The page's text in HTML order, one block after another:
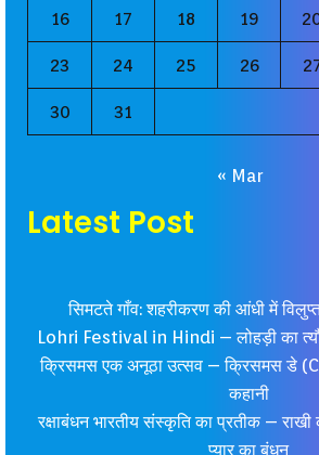
16 17 18 19
23 24 25 26
30 31
« Mar
Latest Post
सिमटते गाँव: शहरीकरण की आंधी में
Lohri Festival in Hindi – लोहड़ी का
क्रिसमस एक अनूठा उत्सव – क्रिसमस डे
कहानी
रक्षाबंधन भारतीय संस्कृति का प्रतीक – राखी
प्यार का बंधन